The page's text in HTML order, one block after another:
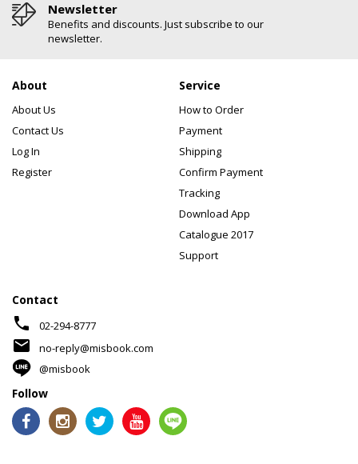
Newsletter
Benefits and discounts. Just subscribe to our
newsletter.
About
About Us
Contact Us
Log In
Register
Service
How to Order
Payment
Shipping
Confirm Payment
Tracking
Download App
Catalogue 2017
Support
Contact
phone 02-294-8777
mail
no-reply@misbook.com
@misbook
Follow